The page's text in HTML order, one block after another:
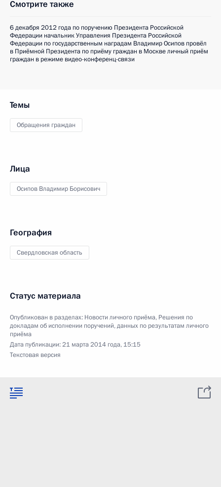
Смотрите также
6 декабря 2012 года по поручению Президента Российской
Федерации начальник Управления Президента Российской
Федерации по государственным наградам Владимир Осипов провёл
в Приёмной Президента по приёму граждан в Москве личный приём
граждан в режиме видео-конференц-связи
Темы
Обращения граждан
Лица
Осипов Владимир Борисович
География
Свердловская область
Статус материала
Опубликован в разделах: Новости личного приёма, Решения по
докладам об исполнении поручений, данных по результатам личного
приёма
Дата публикации:21 марта 2014 года, 15:15
Текстовая версия